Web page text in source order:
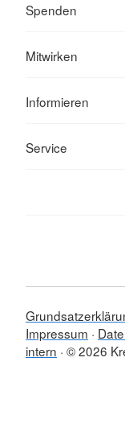
Spenden
Mitwirken
Informieren
Service
Impressum
intern © 2026